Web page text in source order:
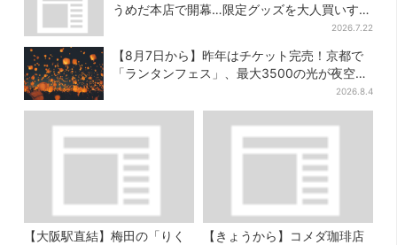
うめだ本店で開幕…限定グッズを大人買いする
2026.7.22
【8月7日から】昨年はチケット完売！京都で
「ランタンフェス」、最大3500の光が夜空
2026.8.4
【大阪駅直結】梅田の「りく
【きょうから】コメダ珈琲店